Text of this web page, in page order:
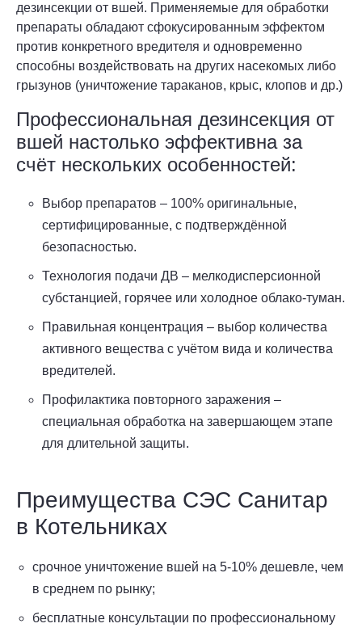
дезинсекции от вшей. Применяемые для обработки
препараты обладают сфокусированным эффектом
против конкретного вредителя и одновременно
способны воздействовать на других насекомых либо
грызунов (уничтожение тараканов, крыс, клопов и др.)
Профессиональная дезинсекция от
вшей настолько эффективна за
счёт нескольких особенностей:
Выбор препаратов – 100% оригинальные,
сертифицированные, с подтверждённой
безопасностью.
Технология подачи ДВ – мелкодисперсионной
субстанцией, горячее или холодное облако-туман.
Правильная концентрация – выбор количества
активного вещества с учётом вида и количества
вредителей.
Профилактика повторного заражения –
специальная обработка на завершающем этапе
для длительной защиты.
Преимущества СЭС Санитар
в Котельниках
срочное уничтожение вшей на 5-10% дешевле, чем
в среднем по рынку;
бесплатные консультации по профессиональному